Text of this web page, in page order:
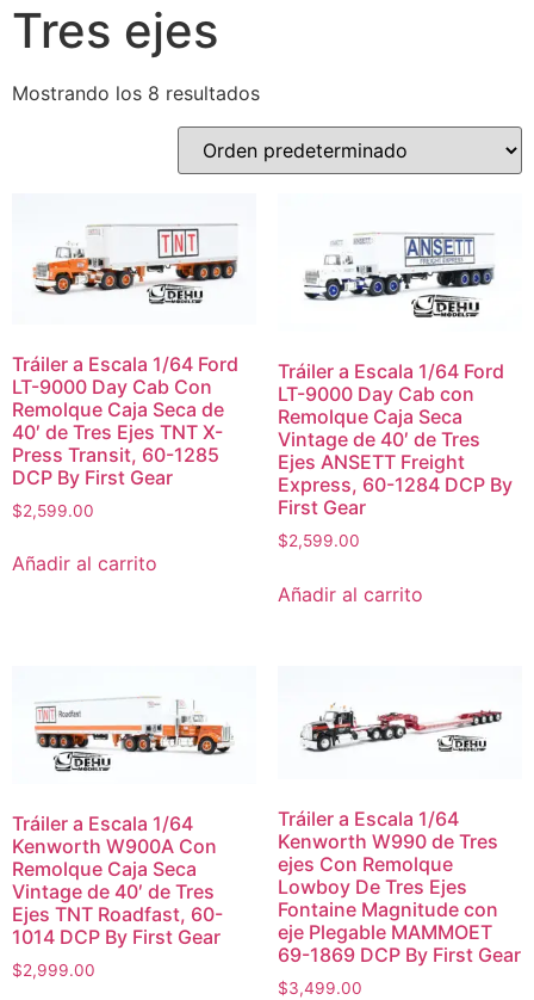
Tres ejes
Mostrando los 8 resultados
Tráiler a Escala 1/64 Ford
LT-9000 Day Cab Con
Remolque Caja Seca de
40′ de Tres Ejes TNT X-
Press Transit, 60-1285
DCP By First Gear
$2,599.00
Añadir al carrito
Tráiler a Escala 1/64 Ford
LT-9000 Day Cab con
Remolque Caja Seca
Vintage de 40′ de Tres
Ejes ANSETT Freight
Express, 60-1284 DCP By
First Gear
$2,599.00
Añadir al carrito
Tráiler a Escala 1/64
Kenworth W900A Con
Remolque Caja Seca
Vintage de 40′ de Tres
Ejes TNT Roadfast, 60-
1014 DCP By First Gear
$2,999.00
Tráiler a Escala 1/64
Kenworth W990 de Tres
ejes Con Remolque
Lowboy De Tres Ejes
Fontaine Magnitude con
eje Plegable MAMMOET
69-1869 DCP By First Gear
$3,499.00